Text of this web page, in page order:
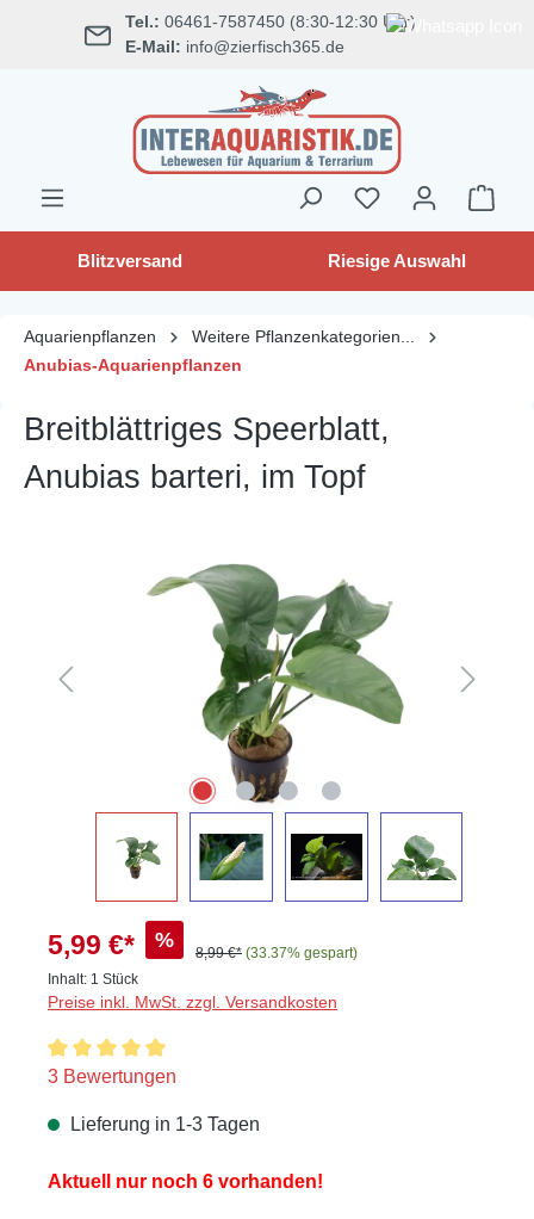
springen Tel.: 06461-7587450 (8:30-12:30 Uhr)
E-Mail: info@zierfisch365.de
Blitzversand Riesige Auswahl
Aquarienpflanzen
Weitere Pflanzenkategorien...
Anubias-Aquarienpflanzen
Breitblättriges Speerblatt,
Anubias barteri, im Topf
5,99 €* %
8,99 €* (33.37% gespart)
Inhalt: 1 Stück
Preise inkl. MwSt. zzgl. Versandkosten
Durchschnittliche Bewertung von 5 von 5 Sternen
3 Bewertungen
Lieferung in 1-3 Tagen
Aktuell nur noch 6 vorhanden!